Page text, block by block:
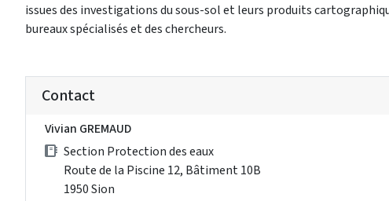
issues des investigations du sous-sol et leurs produits
bureaux spécialisés et des chercheurs.
Contact
Vivian GREMAUD
Section Protection des eaux
Route de la Piscine 12, Bâtiment 10B
1950 Sion